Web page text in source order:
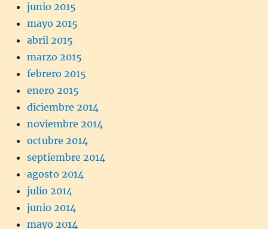
junio 2015
mayo 2015
abril 2015
marzo 2015
febrero 2015
enero 2015
diciembre 2014
noviembre 2014
octubre 2014
septiembre 2014
agosto 2014
julio 2014
junio 2014
mayo 2014